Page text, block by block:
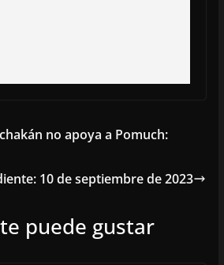
no apoya a Pomuch:
10 de septiembre de 2023
puede gustar